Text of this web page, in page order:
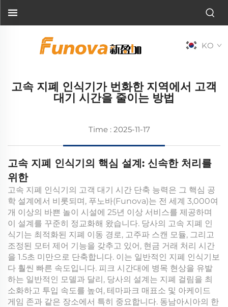
KO
고속 지폐 인식기가 번화한 지역에서 고객
대기 시간을 줄이는 방법
Time : 2025-11-17
고속 지폐 인식기의 핵심 설계: 신속한 처리를
위한
고속 지폐 인식기의 고객 대기 시간 단축 능력은 그 핵심 공
학 설계에서 비롯되며, 푸노바(Funova)는 전 세계 3,000여
개 이상의 바쁜 놀이 시설에 25년 이상 서비스를 제공하며
이 설계를 꾸준히 정교화해 왔습니다. 당사의 고속 지폐 인
식기는 최적화된 지폐 이동 경로, 고주파 스캔 모듈, 그리고
조정된 모터 제어 기능을 갖추고 있어, 현금 거래 처리 시간
을 1.5초 미만으로 단축합니다. 이는 일반적인 지폐 인식기보
다 훨씬 빠른 속도입니다. 피크 시간대에 병목 현상을 유발
하는 일반적인 모델과 달리, 당사의 설계는 지폐 걸림을 최
소화하고 투입 속도를 높여, 테마파크 매표소 및 아케이드
게임 존과 같은 장소에서 특히 중요합니다. 동남아시아의 한